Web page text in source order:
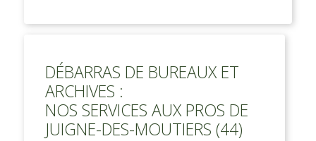
DÉBARRAS DE BUREAUX ET
ARCHIVES :
NOS SERVICES AUX PROS DE
JUIGNE-DES-MOUTIERS (44)